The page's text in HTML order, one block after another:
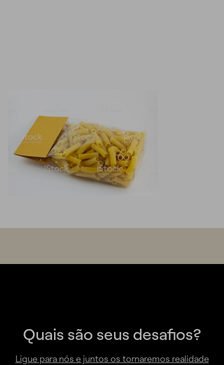
Quais são seus desafios?
Ligue para nós e juntos os tornaremos realidade